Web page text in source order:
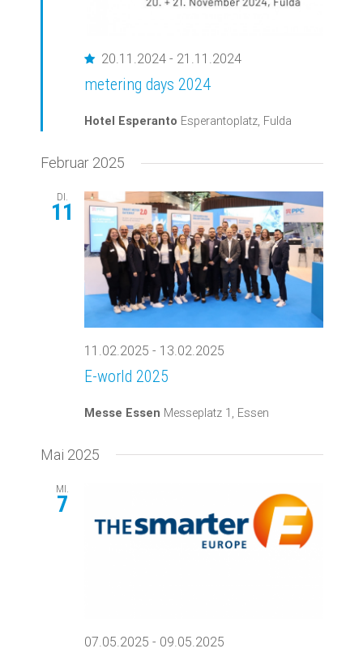
Empfohlen
20.11.2024- 21.11.2024
metering days 2024
Hotel Esperanto Esperantoplatz, Fulda
Februar 2025
DI.
11
11.02.2025 - 13.02.2025
E-world 2025
Messe Essen Messeplatz 1, Essen
Mai 2025
MI.
7
07.05.2025 - 09.05.2025